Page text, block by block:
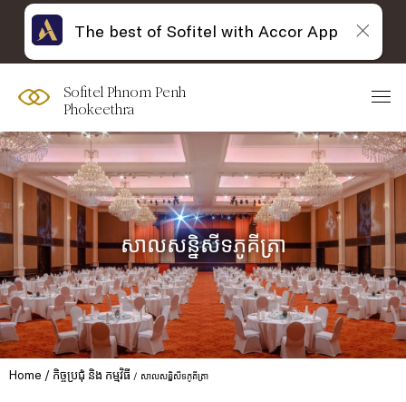
Sofitel Phnom Penh
Phokeethra
សាលសន្និសីទភូគីត្រា
Home កិច្ចប្រជុំ និង កម្មវិធី សាលសន្និសីទភូគីត្រា
The best of Sofitel with Accor App